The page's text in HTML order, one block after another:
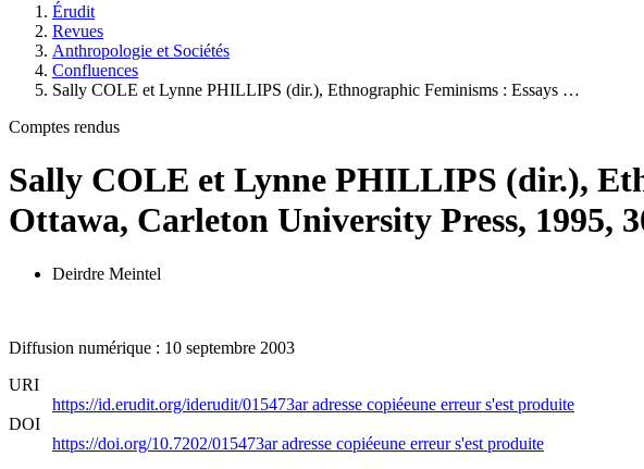
Érudit
Revues
Anthropologie et Sociétés
Confluences
Sally COLE et Lynne PHILLIPS (dir.), Ethnographic Feminisms : Essays …
Comptes rendus
Sally COLE et Lynne PHILLIPS (dir.),
Ottawa, Carleton University Press, 1995,
Deirdre Meintel
Diffusion numérique : 10 septembre 2003
URI
https://id.erudit.org/iderudit/015473aradresse copiéeune erreur s'est produite
DOI
https://doi.org/10.7202/015473aradresse copiéeune erreur s'est produite